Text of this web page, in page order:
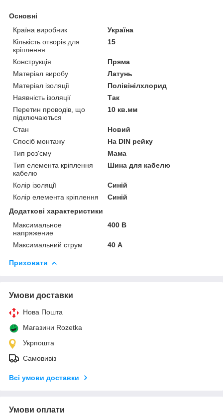
Основні
Країна виробник
Україна
Кількість отворів для
кріплення
15
Конструкція
Пряма
Матеріал виробу
Латунь
Матеріал ізоляції
Полівінілхлорид
Наявність ізоляції
Так
Перетин проводів, що
підключаються
10 кв.мм
Стан
Новий
Спосіб монтажу
На DIN рейку
Тип роз'єму
Мама
Тип елемента кріплення
кабелю
Шина для кабелю
Колір ізоляції
Синій
Колір елемента кріплення
Синій
Додаткові характеристики
Максимальное
напряжение
400 В
Максимальний струм 40 А
Приховати
Умови доставки
Нова Пошта
Магазини Rozetka
Укрпошта
Самовивіз
Всі умови доставки
Умови оплати